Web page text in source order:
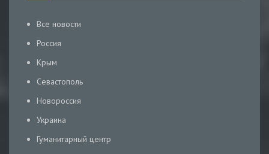
Все новости
Россия
Крым
Севастополь
Новороссия
Украина
Гуманитарный центр